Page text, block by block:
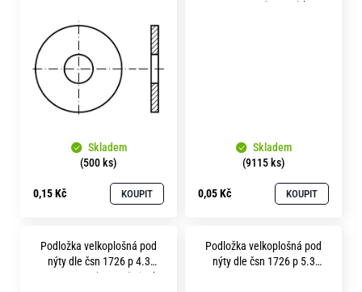
Skladem
(500 ks)
0,15 Kč KOUPIT
pevnost 3.6 (100HV) bez
Skladem
(9115 ks)
0,05 Kč KOUPIT
Podložka velkoplošná pod
nýty dle čsn 1726 p 4.3
pevnost 3.6 (100HV) zinek
Podložka velkoplošná pod
nýty dle čsn 1726 p 5.3